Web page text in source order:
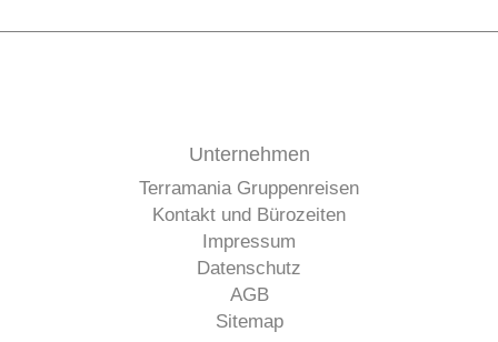
Unternehmen
Terramania Gruppenreisen
Kontakt und Bürozeiten
Impressum
Datenschutz
AGB
Sitemap